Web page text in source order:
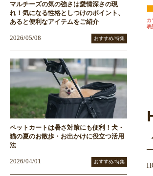
カ
表
マルチーズの気の強さは愛情深さの現
れ！気になる性格としつけのポイント、
あると便利なアイテムをご紹介
2026/05/08 おすすめ/特集
ペットカートは暑さ対策にも便利！犬・
猫の夏のお散歩・お出かけに役立つ活用
法
2026/04/01 おすすめ/特集